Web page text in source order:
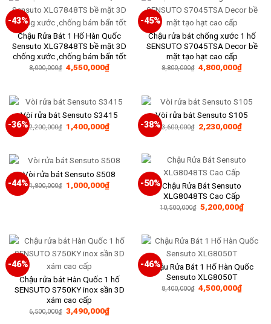
-43%
Chậu Rửa Bát 1 Hố Hàn Quốc
Sensuto XLG7848TS bề mặt 3D
chống xước ,chống bám bẩn tốt
8,000,000₫ Giá
gốc
4,550,000₫Giá
hiện
4,550,000₫.
-45%
Chậu rửa bát chống xước 1 hố
SENSUTO S7045TSA Decor bề
mặt tạo hạt cao cấp
8,800,000₫ Giá
gốc
4,800,000₫Giá
hiện
-36%
Vòi rửa bát Sensuto S3415
2,200,000₫ Giá
gốc
1,400,000₫Giá
hiện
1,400,000₫.
-38%
Vòi rửa bát Sensuto S105
3,600,000₫ Giá
gốc
2,230,000₫Giá
hiện
-44%
Vòi rửa bát Sensuto S508
1,800,000₫ Giá
gốc
1,000,000₫Giá
hiện
-50% Chậu Rửa Bát Sensuto
XLG8048TS Cao Cấp
10,500,000₫ Giá
gốc
5,200,000₫Giá
hiện
-46%
Chậu rửa bát Hàn Quốc 1 hố
SENSUTO S750KY inox sần 3D
xám cao cấp
6,500,000₫ Giá
gốc
3,490,000₫Giá
hiện
-46%Chậu Rửa Bát 1 Hố Hàn Quốc
Sensuto XLG8050T
8,400,000₫ Giá
gốc
4,500,000₫Giá
hiện